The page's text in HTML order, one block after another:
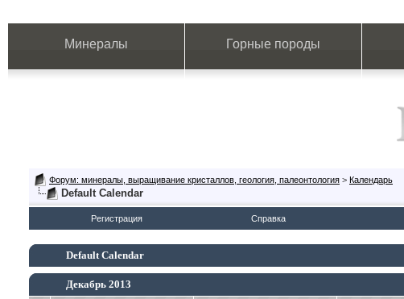
Минералы Горные породы
Форум: минералы, выращивание кристаллов, геология, палеонтология > Календарь
Default Calendar
Регистрация Справка
Default Calendar
Декабрь 2013